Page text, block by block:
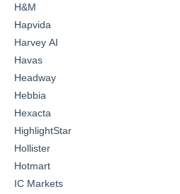
H&M
Hapvida
Harvey AI
Havas
Headway
Hebbia
Hexacta
HighlightStar
Hollister
Hotmart
IC Markets